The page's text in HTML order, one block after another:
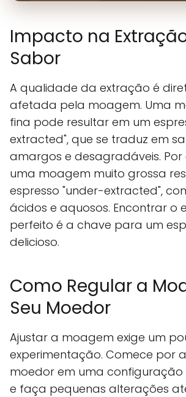
Impacto na
Sabor
A qualidade da extração é
afetada pela moagem. Uma
fina pode resultar em um
extracted", que se traduz em
amargos e desagradáveis.
uma moagem muito grossa
espresso "under-extracted",
ácidos e aquosos. Encontrar o
perfeito é a chave para um
delicioso.
Como Regular a
Seu Moedor
Ajustar a moagem exige um
experimentação. Comece por
moedor em uma configuração
e faça pequenas alterações